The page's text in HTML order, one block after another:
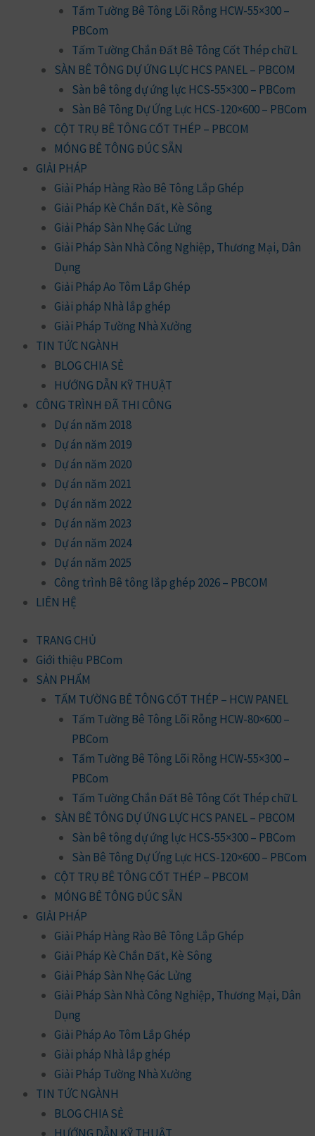
Tấm Tường Bê Tông Lõi Rỗng HCW-55×300 –
PBCom
Tấm Tường Chắn Đất Bê Tông Cốt Thép chữ L
SÀN BÊ TÔNG DỰ ỨNG LỰC HCS PANEL – PBCOM
Sàn bê tông dự ứng lực HCS-55×300 – PBCom
Sàn Bê Tông Dự Ứng Lực HCS-120×600 – PBCom
CỘT TRỤ BÊ TÔNG CỐT THÉP – PBCOM
MÓNG BÊ TÔNG ĐÚC SẴN
GIẢI PHÁP
Giải Pháp Hàng Rào Bê Tông Lắp Ghép
Giải Pháp Kè Chắn Đất, Kè Sông
Giải Pháp Sàn Nhẹ Gác Lửng
Giải Pháp Sàn Nhà Công Nghiệp, Thương Mại, Dân
Dụng
Giải Pháp Ao Tôm Lắp Ghép
Giải pháp Nhà lắp ghép
Giải Pháp Tường Nhà Xưởng
TIN TỨC NGÀNH
BLOG CHIA SẺ
HƯỚNG DẪN KỸ THUẬT
CÔNG TRÌNH ĐÃ THI CÔNG
Dự án năm 2018
Dự án năm 2019
Dự án năm 2020
Dự án năm 2021
Dự án năm 2022
Dự án năm 2023
Dự án năm 2024
Dự án năm 2025
Công trình Bê tông lắp ghép 2026 – PBCOM
LIÊN HỆ
TRANG CHỦ
Giới thiệu PBCom
SẢN PHẨM
TẤM TƯỜNG BÊ TÔNG CỐT THÉP – HCW PANEL
Tấm Tường Bê Tông Lõi Rỗng HCW-80×600 –
PBCom
Tấm Tường Bê Tông Lõi Rỗng HCW-55×300 –
PBCom
Tấm Tường Chắn Đất Bê Tông Cốt Thép chữ L
SÀN BÊ TÔNG DỰ ỨNG LỰC HCS PANEL – PBCOM
Sàn bê tông dự ứng lực HCS-55×300 – PBCom
Sàn Bê Tông Dự Ứng Lực HCS-120×600 – PBCom
CỘT TRỤ BÊ TÔNG CỐT THÉP – PBCOM
MÓNG BÊ TÔNG ĐÚC SẴN
GIẢI PHÁP
Giải Pháp Hàng Rào Bê Tông Lắp Ghép
Giải Pháp Kè Chắn Đất, Kè Sông
Giải Pháp Sàn Nhẹ Gác Lửng
Giải Pháp Sàn Nhà Công Nghiệp, Thương Mại, Dân
Dụng
Giải Pháp Ao Tôm Lắp Ghép
Giải pháp Nhà lắp ghép
Giải Pháp Tường Nhà Xưởng
TIN TỨC NGÀNH
BLOG CHIA SẺ